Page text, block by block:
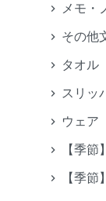
メモ・
その他
タオル
スリッ
ウェア
【季
【季